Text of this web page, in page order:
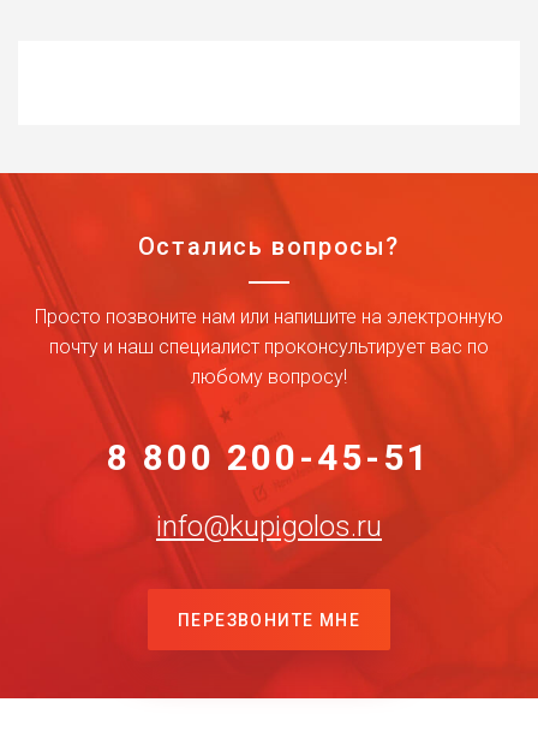
Остались вопросы?
Просто позвоните нам или напишите на электронную
почту и наш специалист проконсультирует вас по
любому вопросу!
8 800 200-45-51
info@kupigolos.ru
ПЕРЕЗВОНИТЕ МНЕ